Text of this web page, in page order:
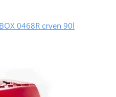
0468R crven 90l